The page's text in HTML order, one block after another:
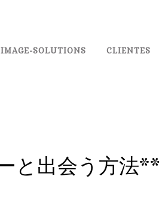
IMAGE-SOLUTIONS CLIENTES
と出会う方法**